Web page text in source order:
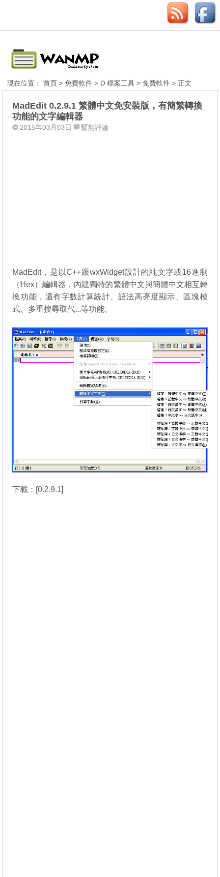
現在位置：首頁 >免費軟件 > D 檔案工具 >免費軟件 > 正文
MadEdit 0.2.9.1 繁體中文免安裝版，有簡繁轉換
功能的文字編輯器
2015年03月03日 暫無評論
MadEdit，是以C++跟wxWidget設計的純文字或16進制
（Hex）編輯器，內建獨特的繁體中文與簡體中文相互轉
換功能，還有字數計算統計、語法高亮度顯示、區塊模
式、多重搜尋取代...等功能。
下載：[0.2.9.1]